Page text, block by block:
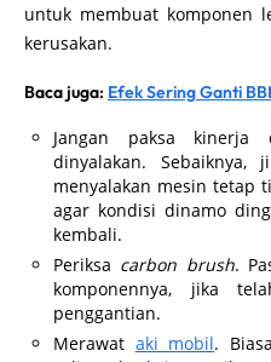
untuk membuat komponen
kerusakan.
Baca juga: Efek Sering Ganti
Jangan paksa kinerja
dinyalakan.
menyalakan mesin tetap
agar kondisi dinamo
kembali.
Periksa carbon brush.
komponennya, jika
penggantian.
Merawat aki mobil.